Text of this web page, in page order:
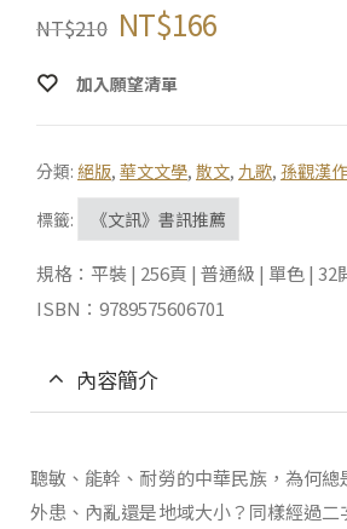
NT$210 NT$166
加入願望清單
分類: 絕版, 華文文學, 散文, 九歌, 孫觀漢
標籤:
《文訊》書訊推薦
規格：平裝 | 256頁 | 普通級 | 單色 | 32
ISBN：9789575606701
內容簡介
聰敏、能幹、耐勞的中華民族，為何
外患、內亂還是地域大小？同樣經過二